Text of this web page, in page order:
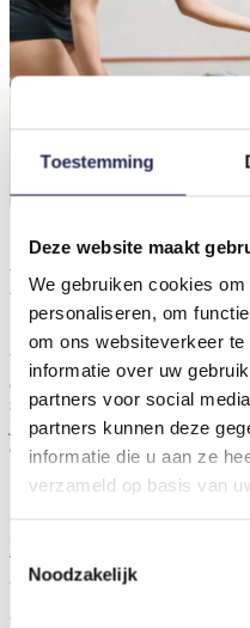
Toestemming
Deze website maakt
We gebruiken cookies
personaliseren, om
om ons websiteverkeer
informatie over uw
partners voor social
partners kunnen deze
informatie die u aan ze
verzameld op basis van
Toestemmingsselectie
Noodzakelijk
Balsporten
Speciaal voor alle inwoners
balsporten bestaat deze
alle sport- en
sport of een leuke activiteit om
jezelf zijn, voor je oma of
aanbod dat past bij je wensen,
Sportaanbieders
Ingesloten inhoud van
U kunt deze ingesloten inhoud